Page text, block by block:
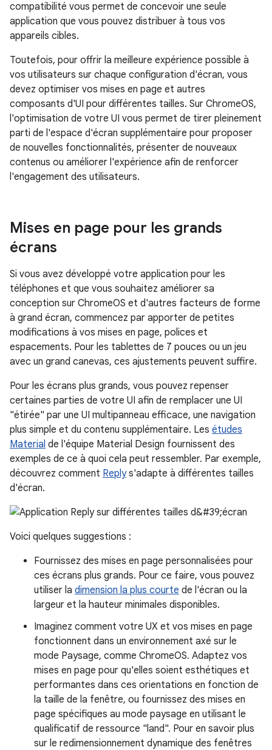
compatibilité vous permet de concevoir une seule
application que vous pouvez distribuer à tous vos
appareils cibles.
Toutefois, pour offrir la meilleure expérience possible à
vos utilisateurs sur chaque configuration d'écran, vous
devez optimiser vos mises en page et autres
composants d'UI pour différentes tailles. Sur ChromeOS,
l'optimisation de votre UI vous permet de tirer pleinement
parti de l'espace d'écran supplémentaire pour proposer
de nouvelles fonctionnalités, présenter de nouveaux
contenus ou améliorer l'expérience afin de renforcer
l'engagement des utilisateurs.
Mises en page pour les grands
écrans
Si vous avez développé votre application pour les
téléphones et que vous souhaitez améliorer sa
conception sur ChromeOS et d'autres facteurs de forme
à grand écran, commencez par apporter de petites
modifications à vos mises en page, polices et
espacements. Pour les tablettes de 7 pouces ou un jeu
avec un grand canevas, ces ajustements peuvent suffire.
Pour les écrans plus grands, vous pouvez repenser
certaines parties de votre UI afin de remplacer une UI
"étirée" par une UI multipanneau efficace, une navigation
plus simple et du contenu supplémentaire. Les études
Material de l'équipe Material Design fournissent des
exemples de ce à quoi cela peut ressembler. Par exemple,
découvrez comment Replys'adapte à différentes tailles
d'écran.
Voici quelques suggestions :
Fournissez des mises en page personnalisées pour
ces écrans plus grands. Pour ce faire, vous pouvez
utiliser la dimension la plus courte de l'écran ou la
largeur et la hauteur minimales disponibles.
Imaginez comment votre UX et vos mises en page
fonctionnent dans un environnement axé sur le
mode Paysage, comme ChromeOS. Adaptez vos
mises en page pour qu'elles soient esthétiques et
performantes dans ces orientations en fonction de
la taille de la fenêtre, ou fournissez des mises en
page spécifiques au mode paysage en utilisant le
qualificatif de ressource "land". Pour en savoir plus
sur le redimensionnement dynamique des fenêtres